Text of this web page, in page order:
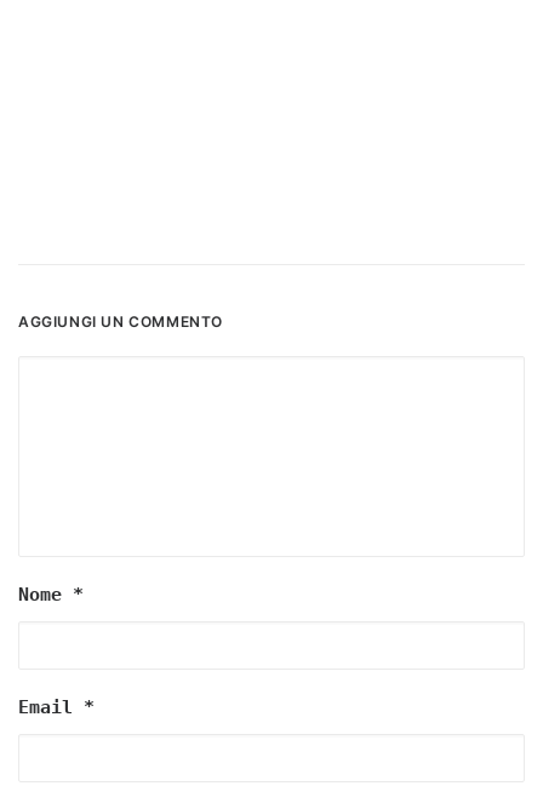
AGGIUNGI UN COMMENTO
Nome *
Email *